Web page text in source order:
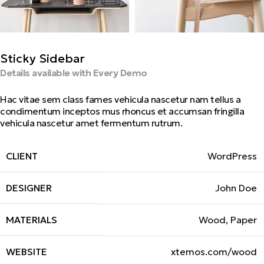
Sticky Sidebar
Details available with Every Demo
Hac vitae sem class fames vehicula nascetur nam tellus a
condimentum inceptos mus rhoncus et accumsan fringilla
vehicula nascetur amet fermentum rutrum.
CLIENT WordPress
DESIGNER John Doe
MATERIALS Wood, Paper
WEBSITE xtemos.com/wood